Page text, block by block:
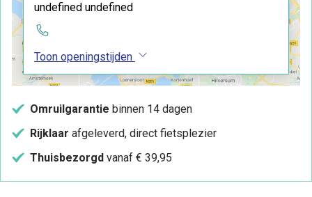
undefined undefined
Toon openingstijden
Omruilgarantie binnen 14 dagen
Rijklaar afgeleverd, direct fietsplezier
Thuisbezorgd vanaf € 39,95